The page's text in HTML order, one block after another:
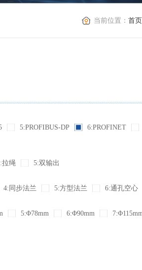
当前位置：首页
5:PROFIBUS-DP 6:PROFINET
拉绳 5:双输出
4:同步法兰 5:方型法兰 6:通孔空心
5:Φ78mm 6:Φ90mm